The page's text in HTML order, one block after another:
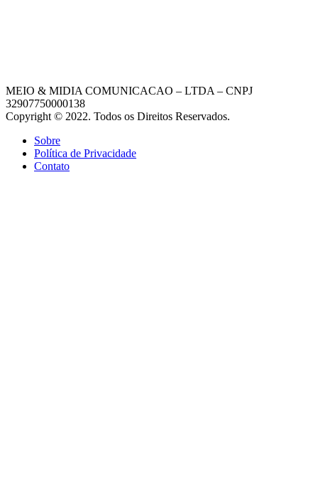
MEIO & MIDIA COMUNICACAO – LTDA – CNPJ
32907750000138
Copyright © 2022. Todos os Direitos Reservados.
Sobre
Política de Privacidade
Contato